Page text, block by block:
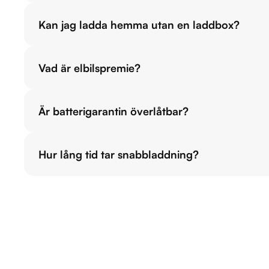
Kan jag ladda hemma utan en laddbox?
Vad är elbilspremie?
Är batterigarantin överlåtbar?
Hur lång tid tar snabbladdning?